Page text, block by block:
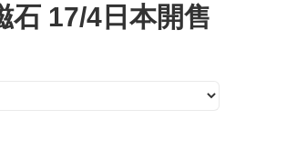
石 17/4日本開售